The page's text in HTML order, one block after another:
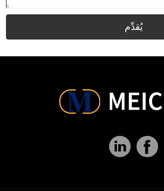
يُقدِّم